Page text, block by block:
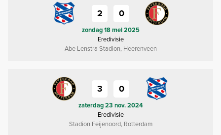
2 0
zondag 18 mei 2025
Eredivisie
Abe Lenstra Stadion, Heerenveen
3 0
zaterdag 23 nov. 2024
Eredivisie
Stadion Feijenoord, Rotterdam